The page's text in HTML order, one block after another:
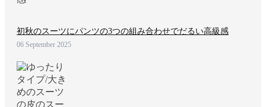
初秋のスーツにパンツの3つの組み合わせでだるい高級感
06 September 2025